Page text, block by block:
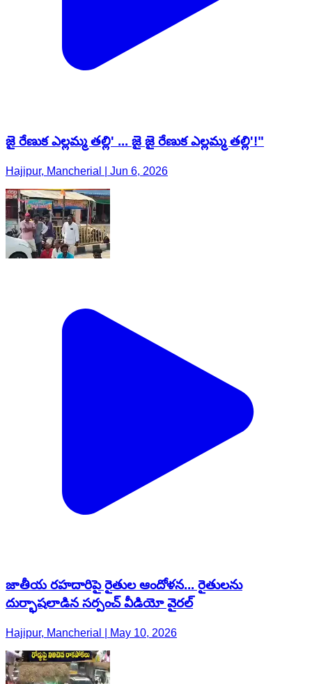
జై రేణుక ఎల్లమ్మ తల్లి' ... జై జై రేణుక ఎల్లమ్మ తల్లి'!"
Hajipur, Mancherial | Jun 6, 2026
జాతీయ రహదారిపై రైతుల ఆందోళన... రైతులను
దుర్భాషలాడిన సర్పంచ్ వీడియో వైరల్
Hajipur, Mancherial | May 10, 2026